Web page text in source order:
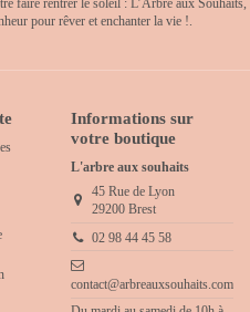
faire rentrer le soleil : L’Arbre aux Souhaits,
pour rêver et enchanter la vie !.
Informations sur
votre boutique
L'arbre aux souhaits
45 Rue de Lyon
29200 Brest
02 98 44 45 58
contact@arbreauxsouhaits.com